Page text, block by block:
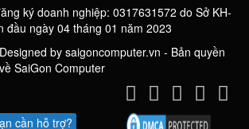
ký doanh nghiệp: 0317631572 do Sở KH-
đầu ngày 04 tháng 01 năm 2023
by saigoncomputer.vn - Bản quyền
SaiGon Computer
cần hỗ trợ?